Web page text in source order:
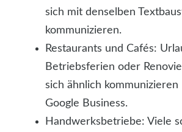
sich mit denselben
kommunizieren.
Restaurants und Cafés:
Betriebsferien oder
sich ähnlich
Google Business.
Handwerksbetriebe: Viele